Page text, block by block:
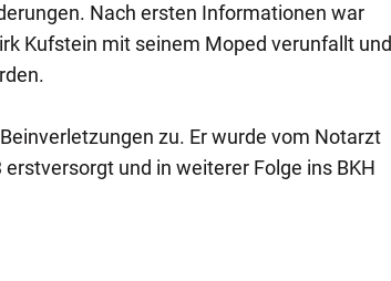
Nach ersten Informationen war
Kufstein mit seinem Moped verunfallt und
zu. Er wurde vom Notarzt
und in weiterer Folge ins BKH